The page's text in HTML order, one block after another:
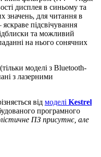
дисплея в синьому та
значень, для читання в
підсвічування
та можливий
на нього сонячних
моделі з Bluetooth-
з лазерними
від моделі Kestrel
програмного
ПЗ присутнє, але